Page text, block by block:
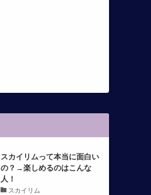
スカイリムって本当に面白い
の？→楽しめるのはこんな
人！
スカイリム